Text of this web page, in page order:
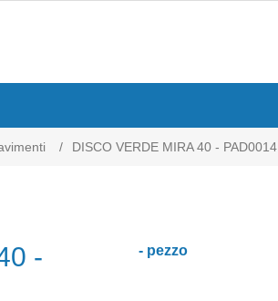
/ DISCO VERDE MIRA 40 - PAD0014
-
- pezzo